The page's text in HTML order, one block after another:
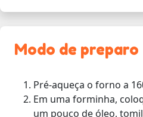
Modo de preparo
Pré-aqueça o forno a
Em uma forminha,
um pouco de óleo,